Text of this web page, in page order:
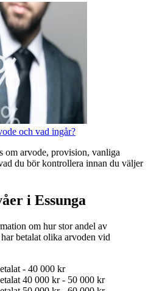
och vad ingår?
om arvode, provision, vanliga
du bör kontrollera innan du väljer
i Essunga
om hur stor andel av
betalat olika arvoden vid
- 40 000 kr
40 000 kr- 50 000 kr